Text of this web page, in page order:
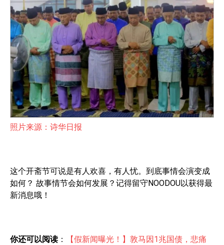
照片来源：诗华日报
这个开斋节可说是有人欢喜，有人忧。到底事情会演变成
如何？ 故事情节会如何发展？记得留守NOODOU以获得最
新消息哦！
你还可以阅读 ：
【假新闻曝光！】敦马因1兆国债，悲痛